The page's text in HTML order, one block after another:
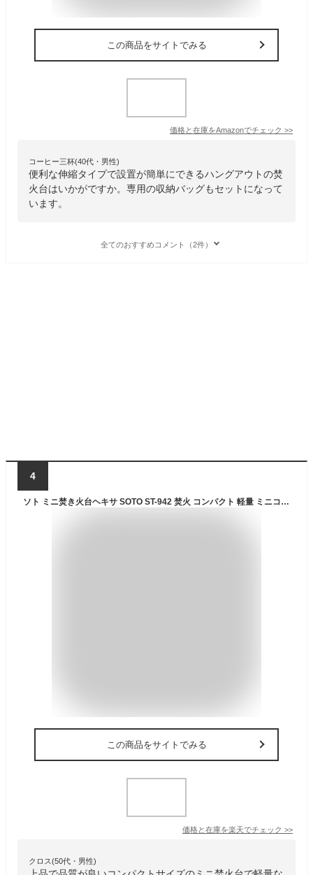
この商品をサイトでみる
価格と在庫をAmazonでチェック >>
コーヒー三杯(40代・男性)
便利な伸縮タイプで設置が簡単にできるハングアウトの焚
火台はいかがですか。専用の収納バッグもセットになって
います。
全てのおすすめコメント（2件）
4
ソト ミニ焚き火台ヘキサ SOTO ST-942 焚火 コンパクト 軽量 ミニコンロ BBQ おしゃれ キャンプ アウトドア
この商品をサイトでみる
価格と在庫を楽天でチェック >>
クロス(50代・男性)